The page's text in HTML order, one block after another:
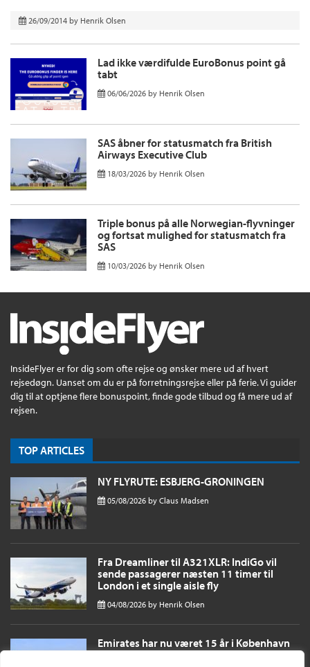
26/09/2014 by Henrik Olsen
Lad ikke værdifulde EuroBonus point gå
tabt
06/06/2026 by Henrik Olsen
SAS åbner for statusmatch fra British
Airways Executive Club
18/03/2026 by Henrik Olsen
Triple bonus på alle Norwegian-flyvninger
og fortsat mulighed for statusmatch fra
SAS
10/03/2026 by Henrik Olsen
InsideFlyer er for dig som ofte rejse og ønsker mere ud af hvert
rejsedøgn. Uanset om du er på forretningsrejse eller på ferie. Vi guider
dig til at optjene flere bonuspoint, finde gode tilbud og få mere ud af
rejsen.
TOP ARTICLES
NY FLYRUTE: ESBJERG-GRONINGEN
05/08/2026 by Claus Madsen
Fra Dreamliner til A321XLR: IndiGo vil
sende passagerer næsten 11 timer til
London i et single aisle fly
04/08/2026 by Henrik Olsen
Emirates har nu været 15 år i København
og til oktober fordobles antallet af daglige